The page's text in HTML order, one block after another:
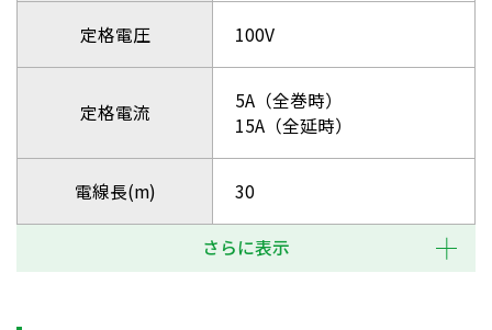
定格電圧 100V
定格電流
5A（全巻時）
15A（全延時）
電線長(m) 30
さらに表示